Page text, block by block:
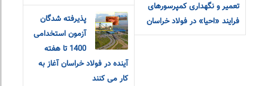
تعمیر و نگهداری کمپرسورهای
فرایند «احیا» در فولاد خراسان
پذیرفته شدگان
آزمون استخدامی
1400 تا هفته
آینده در فولاد خراسان آغاز به
کار می کنند